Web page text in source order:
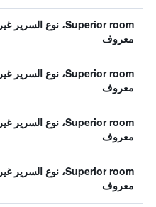
Superior room، نوع السرير غير
معروف
Superior room، نوع السرير غير
معروف
Superior room، نوع السرير غير
معروف
Superior room، نوع السرير غير
معروف